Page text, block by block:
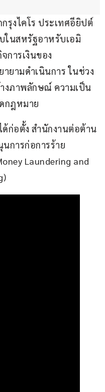
รุงไคโร ประเทศอียิปต์
ในสหรัฐอาหรับเอมิ
การเงินของ
ยามดำเนินการ ในช่วง
งภาพลักษณ์ ความเป็น
กฎหมาย
ก่อตั้ง สำนักงานต่อต้าน
การก่อการร้าย
Laundering and